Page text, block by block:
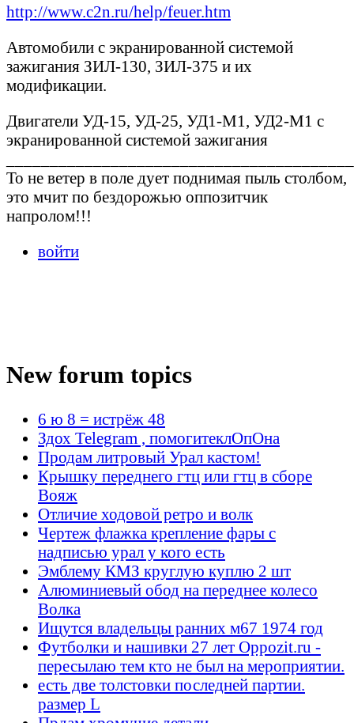
http://www.c2n.ru/help/feuer.htm
Автомобили с экранированной системой
зажигания ЗИЛ-130, ЗИЛ-375 и их
модификации.
Двигатели УД-15, УД-25, УД1-М1, УД2-М1 с
экранированной системой зажигания
То не ветер в поле дует поднимая пыль столбом,
это мчит по бездорожью оппозитчик
напролом!!!
войти
New forum topics
6 ю 8 = истрёж 48
Здох Telegram , помогитеклОпОна
Продам литровый Урал кастом!
Крышку переднего гтц или гтц в сборе
Вояж
Отличие ходовой ретро и волк
Чертеж флажка крепление фары с
надписью урал у кого есть
Эмблему КМЗ круглую куплю 2 шт
Алюминиевый обод на переднее колесо
Волка
Ищутся владельцы ранних м67 1974 год
Футболки и нашивки 27 лет Oppozit.ru -
пересылаю тем кто не был на мероприятии.
есть две толстовки последней партии.
размер L